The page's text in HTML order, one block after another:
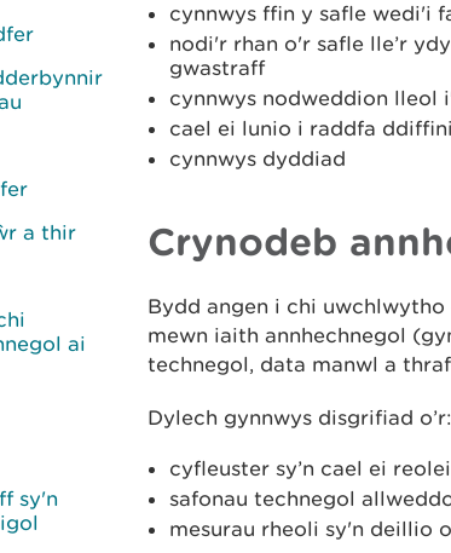
a thir
ai
sy'n
cynnwys ffin y safle wedi'i
nodi'r rhan o'r safle lle’r
gwastraff
cynnwys nodweddion lleol
cael ei lunio i raddfa
cynnwys dyddiad
Crynodeb
Bydd angen i chi
mewn iaith annhechnegol
technegol, data manwl a
Dylech gynnwys disgrifiad o’r:
cyfleuster sy’n cael ei
safonau technegol
mesurau rheoli sy'n deillio